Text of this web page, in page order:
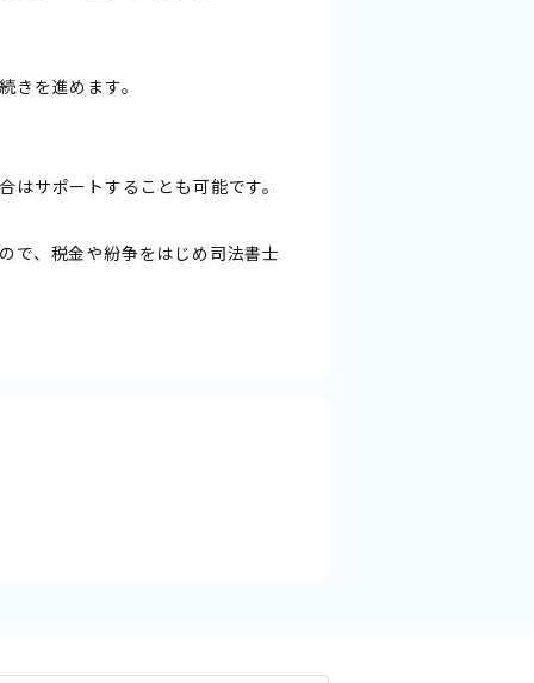
を進めます。
サポートすることも可能です。
で、税金や紛争をはじめ司法書士